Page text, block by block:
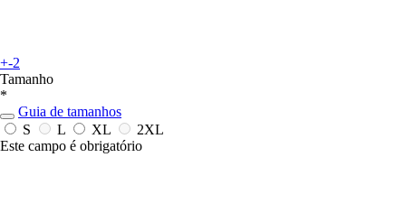
+-2
Tamanho
*
Guia de tamanhos
S
L XL
2XL
Este campo é obrigatório